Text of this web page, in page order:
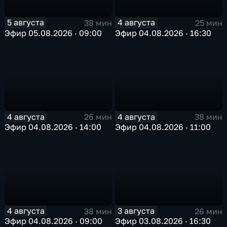
5 августа
38 мин
Эфир 05.08.2026 · 09:00
4 августа
25 мин
Эфир 04.08.2026 · 16:30
4 августа
26 мин
Эфир 04.08.2026 · 14:00
4 августа
38 мин
Эфир 04.08.2026 · 11:00
4 августа
38 мин
Эфир 04.08.2026 · 09:00
3 августа
26 мин
Эфир 03.08.2026 · 16:30